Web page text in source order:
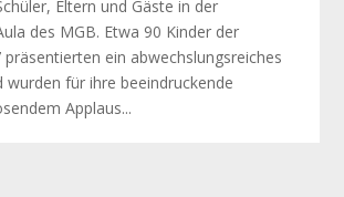
Eltern und Gäste in der
des MGB. Etwa 90 Kinder der
präsentierten ein abwechslungsreiches
wurden für ihre beeindruckende
Applaus...